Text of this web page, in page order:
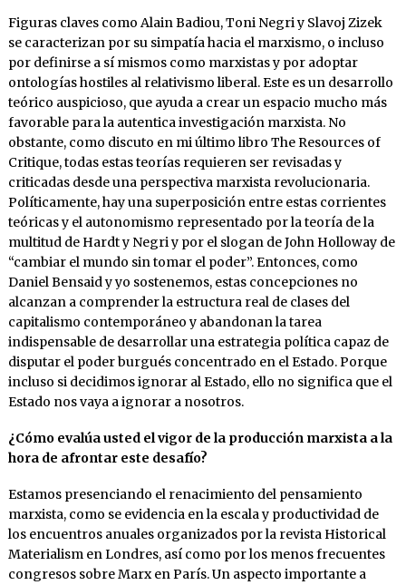
Figuras claves como Alain Badiou, Toni Negri y Slavoj Zizek
se caracterizan por su simpatía hacia el marxismo, o incluso
por definirse a sí mismos como marxistas y por adoptar
ontologías hostiles al relativismo liberal. Este es un desarrollo
teórico auspicioso, que ayuda a crear un espacio mucho más
favorable para la autentica investigación marxista. No
obstante, como discuto en mi último libro The Resources of
Critique, todas estas teorías requieren ser revisadas y
criticadas desde una perspectiva marxista revolucionaria.
Políticamente, hay una superposición entre estas corrientes
teóricas y el autonomismo representado por la teoría de la
multitud de Hardt y Negri y por el slogan de John Holloway de
“cambiar el mundo sin tomar el poder”. Entonces, como
Daniel Bensaid y yo sostenemos, estas concepciones no
alcanzan a comprender la estructura real de clases del
capitalismo contemporáneo y abandonan la tarea
indispensable de desarrollar una estrategia política capaz de
disputar el poder burgués concentrado en el Estado. Porque
incluso si decidimos ignorar al Estado, ello no significa que el
Estado nos vaya a ignorar a nosotros.
¿Cómo evalúa usted el vigor de la producción marxista a la
hora de afrontar este desafío?
Estamos presenciando el renacimiento del pensamiento
marxista, como se evidencia en la escala y productividad de
los encuentros anuales organizados por la revista Historical
Materialism en Londres, así como por los menos frecuentes
congresos sobre Marx en París. Un aspecto importante a